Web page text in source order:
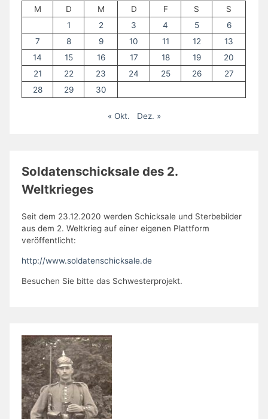
M
D M D F S
S
1
2 3 4 5
6
7
8 9 10 11 12
13
14
15 16 17 18 19
20
21
22 23 24 25 26
27
28
29 30
« Okt. Dez. »
Soldatenschicksale des 2.
Weltkrieges
Seit dem 23.12.2020 werden Schicksale und Sterbebilder
aus dem 2. Weltkrieg auf einer eigenen Plattform
veröffentlicht:
http://www.soldatenschicksale.de
Besuchen Sie bitte das Schwesterprojekt.